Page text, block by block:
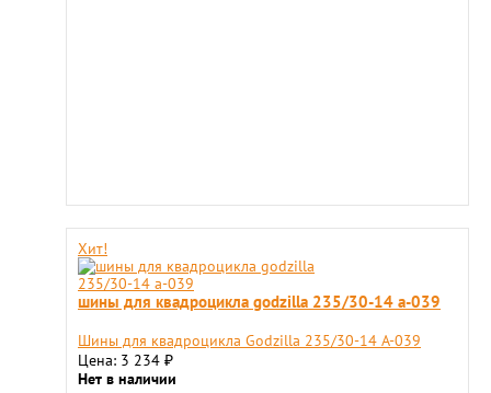
Хит!
шины для квадроцикла godzilla 235/30-14 а-039
Шины для квадроцикла Godzilla 235/30-14 А-039
Цена: 3 234 ₽
Нет в наличии